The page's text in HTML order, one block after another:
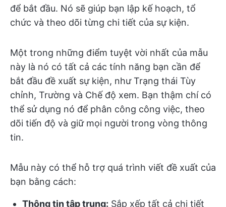
để bắt đầu. Nó sẽ giúp bạn lập kế hoạch, tổ
chức và theo dõi từng chi tiết của sự kiện.
Một trong những điểm tuyệt vời nhất của mẫu
này là nó có tất cả các tính năng bạn cần để
bắt đầu đề xuất sự kiện, như Trạng thái Tùy
chỉnh, Trường và Chế độ xem. Bạn thậm chí có
thể sử dụng nó để phân công công việc, theo
dõi tiến độ và giữ mọi người trong vòng thông
tin.
Mẫu này có thể hỗ trợ quá trình viết đề xuất của
bạn bằng cách:
Thông tin tập trung: Sắp xếp tất cả chi tiết